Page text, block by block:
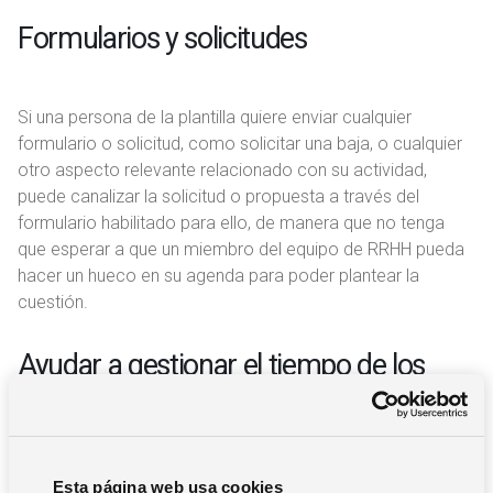
Esta página web usa cookies
Formularios y solicitudes
Si una persona de la plantilla quiere enviar cualquier
formulario o solicitud, como solicitar una baja, o cualquier
otro aspecto relevante relacionado con su actividad,
puede canalizar la solicitud o propuesta a través del
formulario habilitado para ello, de manera que no tenga
que esperar a que un miembro del equipo de RRHH pueda
hacer un hueco en su agenda para poder plantear la
cuestión.
Ayudar a gestionar el tiempo de los
Una de las grandes ventajas del portal de RRHH es que tu